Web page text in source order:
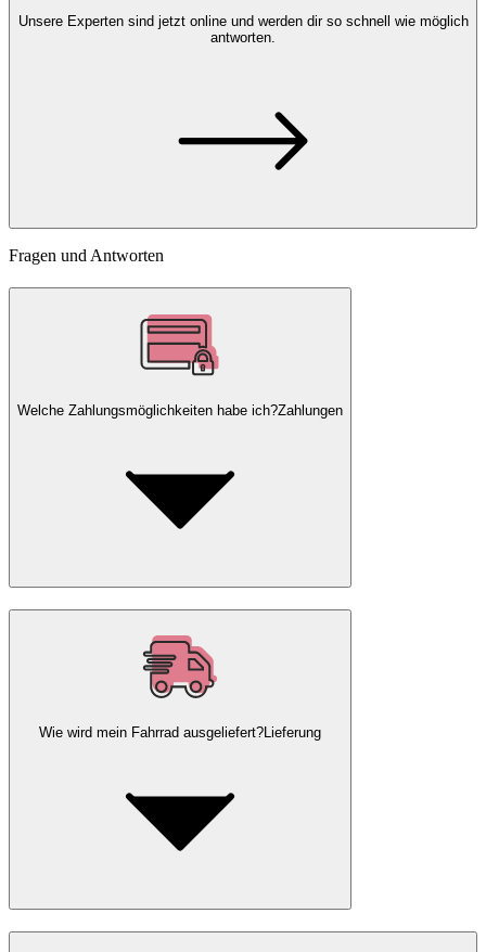
Unsere Expertensind jetzt online und werden dir so schnell wie möglich
antworten.
Fragen und Antworten
Welche Zahlungsmöglichkeiten habe ich?Zahlungen
Wie wird mein Fahrrad ausgeliefert?Lieferung